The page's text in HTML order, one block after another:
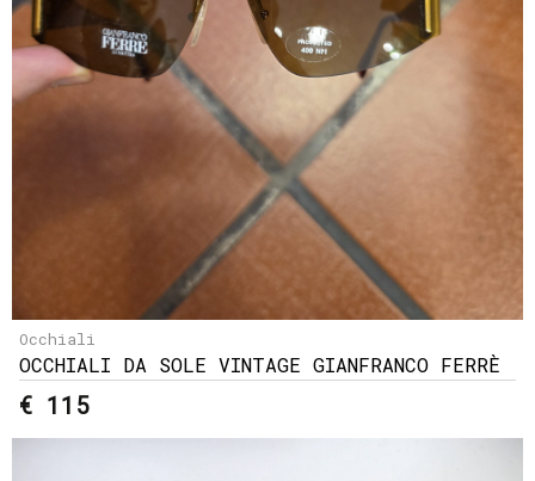
Occhiali
OCCHIALI DA SOLE VINTAGE GIANFRANCO FERRÈ
€ 115